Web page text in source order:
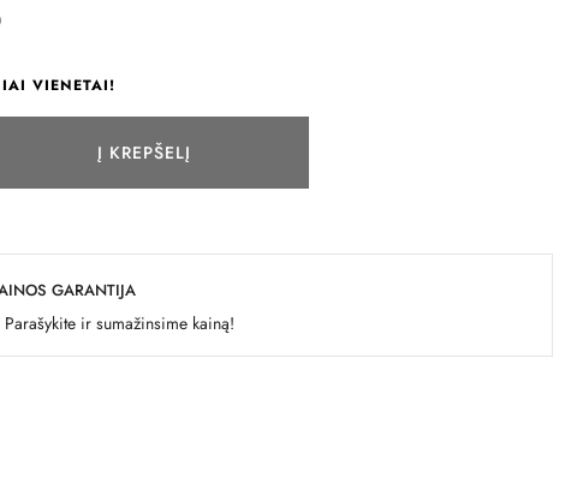
VIENETAI!
Į KREPŠELĮ
GARANTIJA
ir sumažinsime kainą!